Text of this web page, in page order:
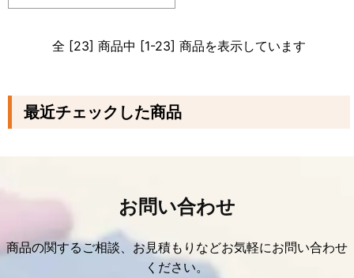
全 [23] 商品中 [1-23] 商品を表示しています
最近チェックした商品
お問い合わせ
商品の関するご相談、お見積もりなどお気軽にお問い合わせ
ください。